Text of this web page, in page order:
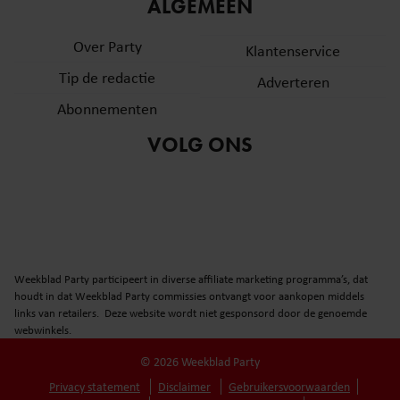
partners kunnen deze gegevens combineren met andere
verzameld op basis van uw gebruik van hun services. U
gaat akkoord met onze cookies als u onze website blijft
ALGEMEEN
Over Party
Tip de redactie
Abonnementen
Klantenservice
Adverteren
VOLG ONS
Weekblad Party participeert in diverse affiliate marketing programma’s, dat
houdt in dat Weekblad Party commissies ontvangt voor aankopen middels
links van retailers. Deze website wordt niet gesponsord door de genoemde
webwinkels.
© 2026 Weekblad Party
Privacy statement
Disclaimer
Gebruikersvoorwaarden